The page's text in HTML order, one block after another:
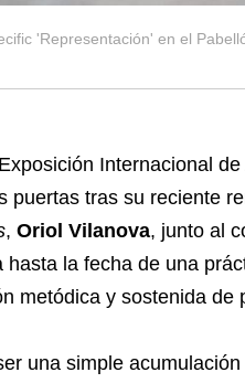
'Representación' en el
Internacional
puertas tras su reciente
, Oriol Vilanova, junto al
hasta la fecha de una
metódica y sostenida de
una simple